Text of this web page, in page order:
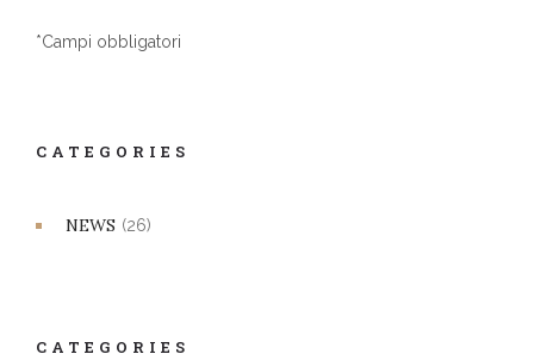
*Campi obbligatori
CATEGORIES
NEWS (26)
CATEGORIES